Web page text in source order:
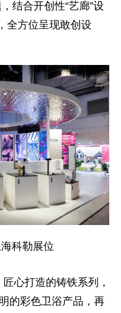
结合开创性“艺廊”设
全方位呈现敢创设
科勒展位
心打造的铸铁系列，
的彩色卫浴产品，再